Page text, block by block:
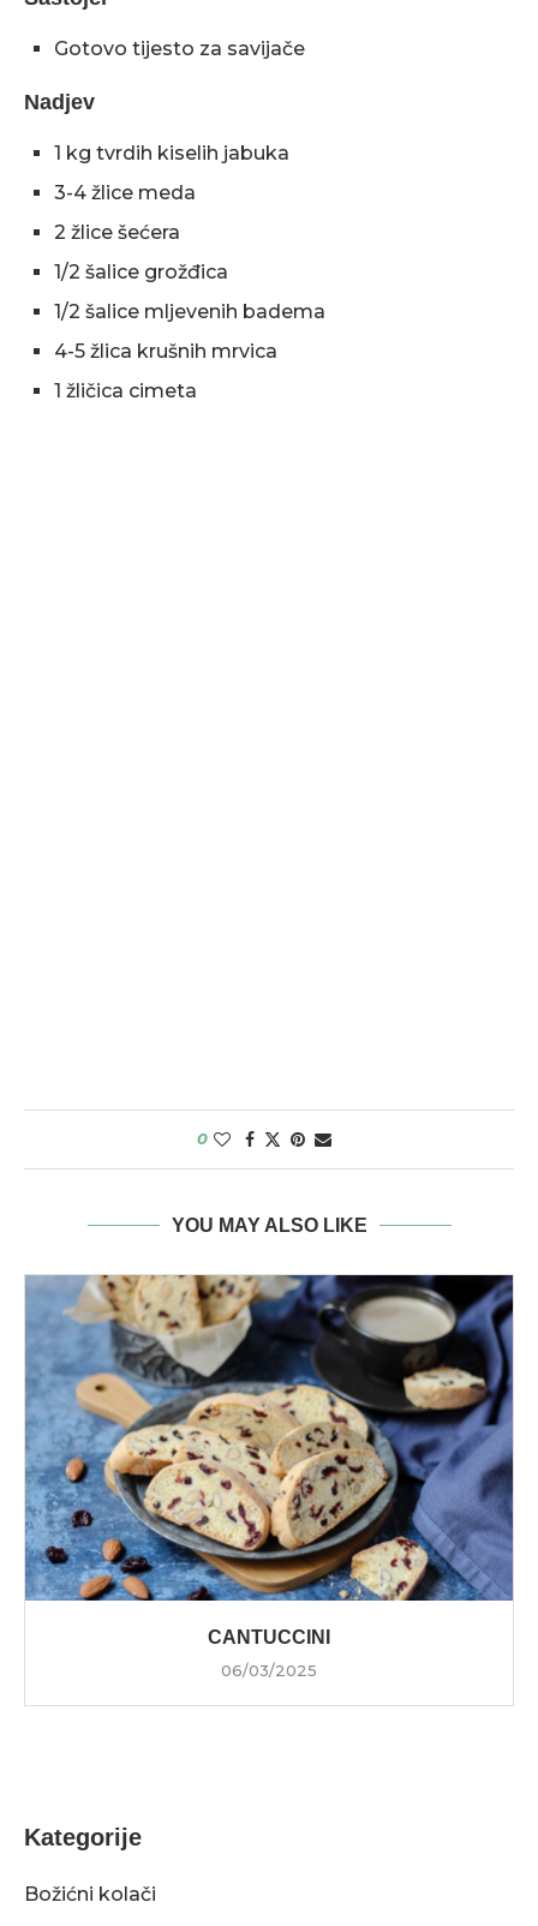
Gotovo tijesto za savijače
Nadjev
1 kg tvrdih kiselih jabuka
3-4 žlice meda
2 žlice šećera
1/2 šalice grožđica
1/2 šalice mljevenih badema
4-5 žlica krušnih mrvica
1 žličica cimeta
0
YOU MAY ALSO LIKE
CANTUCCINI
06/03/2025
Kategorije
Božićni kolači